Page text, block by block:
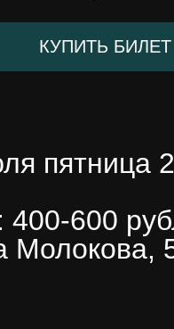
КУПИТЬ БИЛЕТ
пятница
400-600
Молокова,